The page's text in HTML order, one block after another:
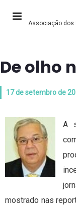
Associação dos
De olho
17 de setembro de
A
mostrado nas